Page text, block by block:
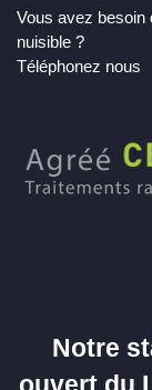
Vous avez besoin
nuisible ?
Téléphonez nous
Notre